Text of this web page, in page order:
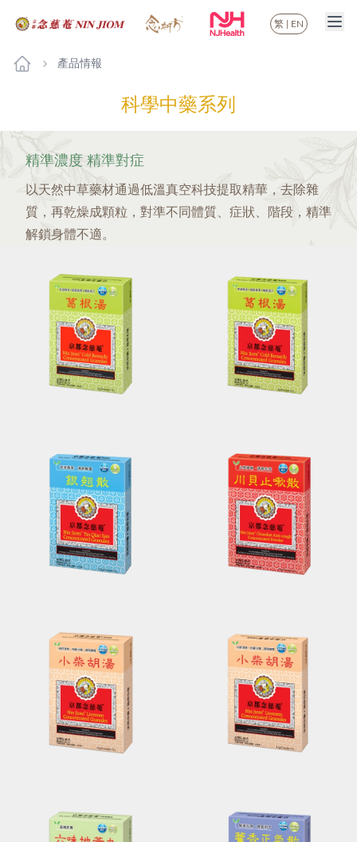
繁 EN
產品情報
科學中藥系列
精準濃度 精準對症
以天然中草藥材通過低溫真空科技提取精華，去除雜
質，再乾燥成顆粒，對準不同體質、症狀、階段，精準
解鎖身體不適。